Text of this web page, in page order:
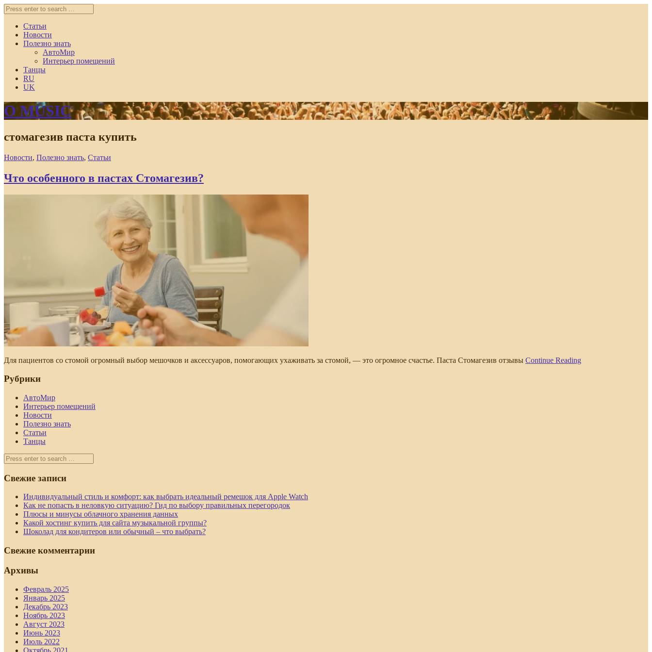
Статьи
Новости
Полезно знать
АвтоМир
Интерьер помещений
Танцы
RU
UK
O MUSIC
стомагезив паста купить
Новости, Полезно знать, Статьи
Что особенного в пастах Стомагезив?
Для пациентов со стомой огромный выбор мешочков и аксессуаров, помогающих ухаживать за стомой, — это огромное счастье. Паста Стомагезив отзывы Continue Reading
Рубрики
АвтоМир
Интерьер помещений
Новости
Полезно знать
Статьи
Танцы
Свежие записи
Индивидуальный стиль и комфорт: как выбрать идеальный ремешок для Apple Watch
Как не попасть в неловкую ситуацию? Гид по выбору правильных перегородок
Плюсы и минусы облачного хранения данных
Какой хостинг купить для сайта музыкальной группы?
Шоколад для кондитеров или обычный – что выбрать?
Свежие комментарии
Архивы
Февраль 2025
Январь 2025
Декабрь 2023
Ноябрь 2023
Август 2023
Июнь 2023
Июль 2022
Октябрь 2021